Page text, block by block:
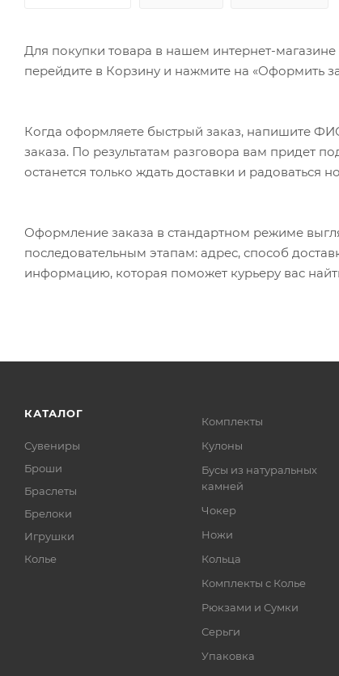
Для покупки товара в нашем интернет-
перейдите в Корзину и нажмите на «Оформить
Когда оформляете быстрый заказ, напишите
заказа. По результатам разговора вам придет
останется только ждать доставки и радоваться
Оформление заказа в стандартном режиме
последовательным этапам: адрес, способ
информацию, которая поможет курьеру вас
КАТАЛОГ
Сувениры
Броши
Браслеты
Брелоки
Игрушки
Колье
Комплекты
Кулоны
Бусы из натуральных
камней
Чокер
Ножи
Кольца
Комплекты с Колье
Рюкзами и Сумки
Серьги
Упаковка